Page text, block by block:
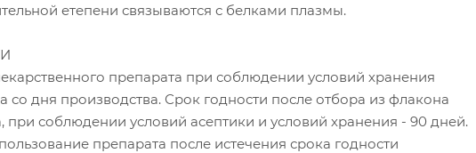
етепени связываются с белками плазмы.
препарата при соблюдении условий хранения
со дня производства. Срок годности после отбора из флакона
при соблюдении условий асептики и условий хранения - 90 дней.
препарата после истечения срока годности